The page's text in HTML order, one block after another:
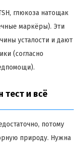
глюкоза натощак
маркёры). Эти
усталости и дают
(согласно
тест и всё
потому
природу. Нужна